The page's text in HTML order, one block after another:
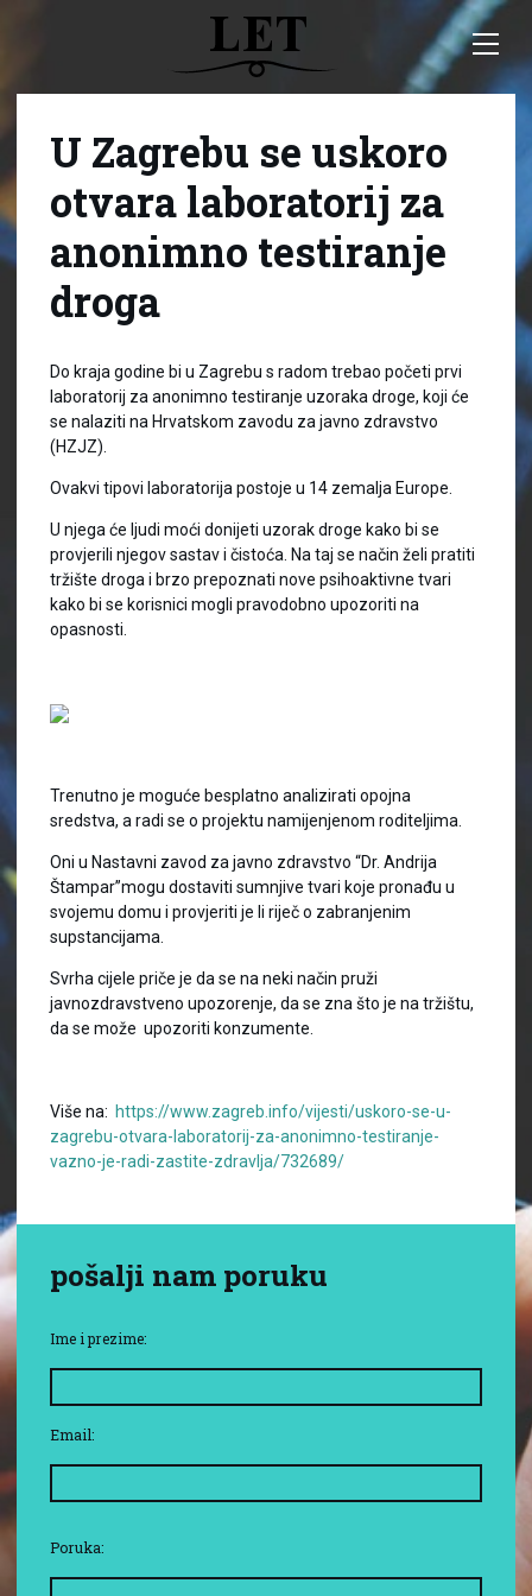
U Zagrebu se uskoro
otvara laboratorij za
anonimno testiranje
droga
Do kraja godine bi u Zagrebu s radom trebao početi prvi
laboratorij za anonimno testiranje uzoraka droge, koji će
se nalaziti na Hrvatskom zavodu za javno zdravstvo
(HZJZ).
Ovakvi tipovi laboratorija postoje u 14 zemalja Europe.
U njega će ljudi moći donijeti uzorak droge kako bi se
provjerili njegov sastav i čistoća. Na taj se način želi pratiti
tržište droga i brzo prepoznati nove psihoaktivne tvari
kako bi se korisnici mogli pravodobno upozoriti na
opasnosti.
Trenutno je moguće besplatno analizirati opojna
sredstva, a radi se o projektu namijenjenom roditeljima.
Oni u Nastavni zavod za javno zdravstvo “Dr. Andrija
Štampar”mogu dostaviti sumnjive tvari koje pronađu u
svojemu domu i provjeriti je li riječ o zabranjenim
supstancijama.
Svrha cijele priče je da se na neki način pruži
javnozdravstveno upozorenje, da se zna što je na tržištu,
da se može upozoriti konzumente.
Više na: https://www.zagreb.info/vijesti/uskoro-se-u-
zagrebu-otvara-laboratorij-za-anonimno-testiranje-
vazno-je-radi-zastite-zdravlja/732689/
pošalji nam poruku
Ime i prezime:
Email:
Poruka: